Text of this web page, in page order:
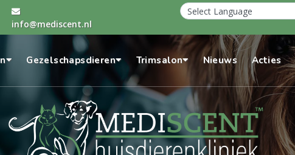
info@mediscent.nl
Gezelschapsdieren Trimsalon Nieuws Acties